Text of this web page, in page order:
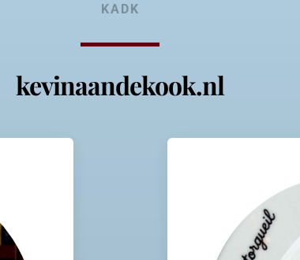
KADK
kevinaandekook.nl